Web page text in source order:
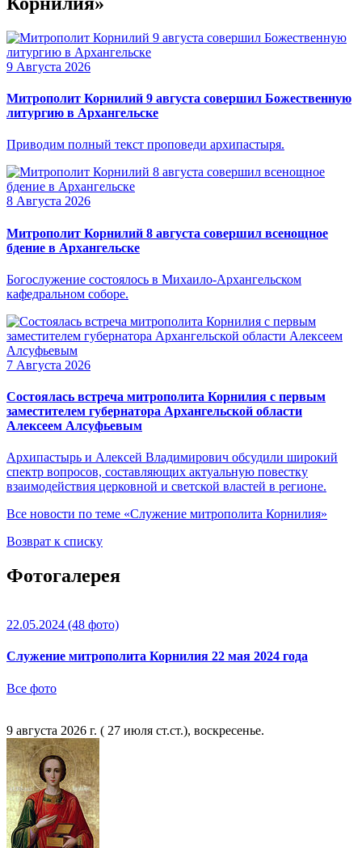
9 Августа 2026
Митрополит Корнилий 9 августа совершил Божественную
литургию в Архангельске
Приводим полный текст проповеди архипастыря.
8 Августа 2026
Митрополит Корнилий 8 августа совершил всенощное
бдение в Архангельске
Богослужение состоялось в Михаило-Архангельском
кафедральном соборе.
7 Августа 2026
Состоялась встреча митрополита Корнилия с первым
заместителем губернатора Архангельской области
Алексеем Алсуфьевым
Архипастырь и Алексей Владимирович обсудили широкий
спектр вопросов, составляющих актуальную повестку
взаимодействия церковной и светской властей в регионе.
Все новости по теме «Служение митрополита Корнилия»
Возврат к списку
Фотогалерея
22.05.2024 (48 фото)
Служение митрополита Корнилия 22 мая 2024 года
Все фото
9 августа 2026 г. ( 27 июля ст.ст.), воскресенье.